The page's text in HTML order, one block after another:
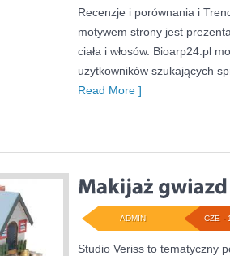
Recenzje i porównania i
motywem strony jest
ciała i włosów. Bioarp24.pl
użytkowników szukających
Read More ]
CZE -
ADMIN
Studio Veriss to tematyczny